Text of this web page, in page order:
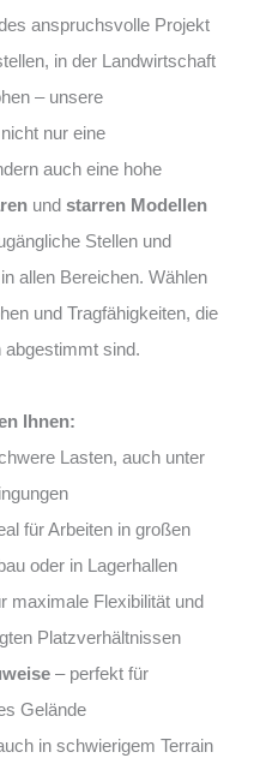
anspruchsvolle Projekt
in der Landwirtschaft
– unsere
nur eine
auch eine hohe
und starren Modellen
Stellen und
allen Bereichen. Wählen
und Tragfähigkeiten, die
abgestimmt sind.
Ihnen:
Lasten, auch unter
für Arbeiten in großen
oder in Lagerhallen
maximale Flexibilität und
Platzverhältnissen
– perfekt für
Gelände
in schwierigem Terrain